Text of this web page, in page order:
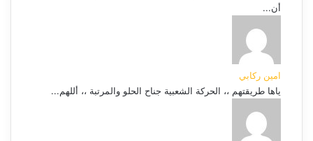
أن...
امين ركابي
ياها طريقتهم ،، الحركة الشعبية جناح الحلو والمرتبة ،، أللهم...